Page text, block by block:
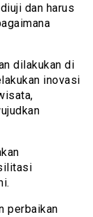
dan harus
dilakukan di
inovasi
perbaikan